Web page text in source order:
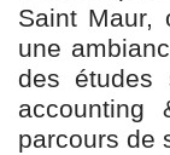
Saint Maur,
une
des études
accounting
parcours de